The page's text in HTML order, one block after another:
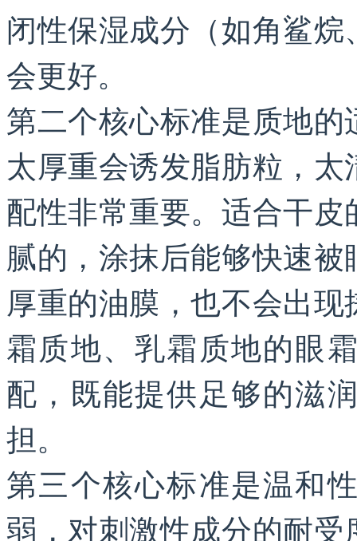
闭性保湿成分（如角鲨
会更好。
第二个核心标准是质地
太厚重会诱发脂肪粒，
配性非常重要。适合干
腻的，涂抹后能够快速
厚重的油膜，也不会出
霜质地、乳霜质地的眼
配，既能提供足够的滋
担。
第三个核心标准是温和
弱，对刺激性成分的耐